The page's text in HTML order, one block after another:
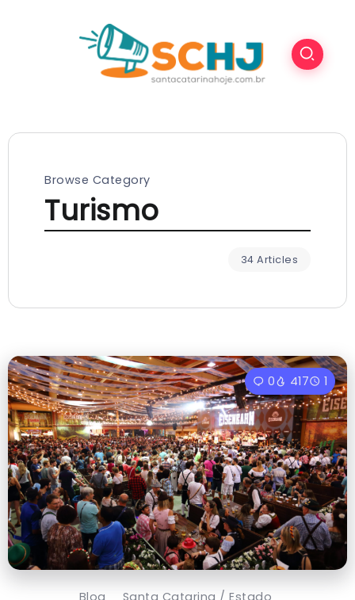
Browse Category
Turismo
34 Articles
0 417 1
Blog Santa Catarina / Estado